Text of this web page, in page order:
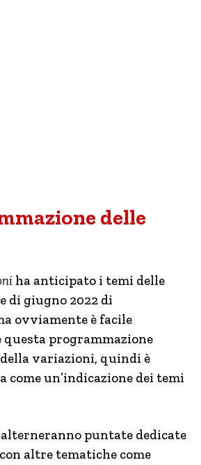
delle
ha anticipato i temi delle
di giugno 2022 di
ovviamente è facile
questa programmazione
variazioni, quindi è
come un’indicazione dei temi
alterneranno puntate dedicate
altre tematiche come